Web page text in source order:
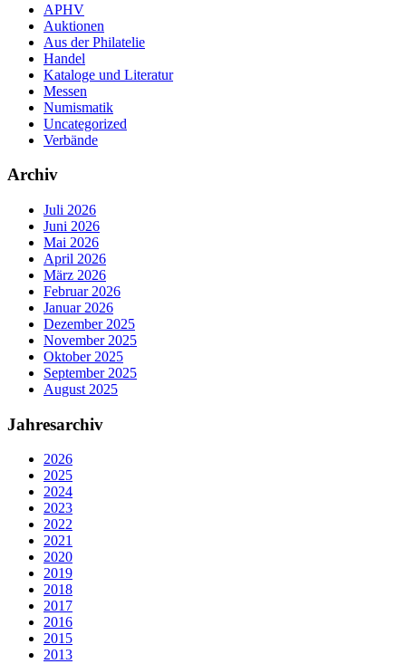
APHV
Auktionen
Aus der Philatelie
Handel
Kataloge und Literatur
Messen
Numismatik
Uncategorized
Verbände
Archiv
Juli 2026
Juni 2026
Mai 2026
April 2026
März 2026
Februar 2026
Januar 2026
Dezember 2025
November 2025
Oktober 2025
September 2025
August 2025
Jahresarchiv
2026
2025
2024
2023
2022
2021
2020
2019
2018
2017
2016
2015
2013